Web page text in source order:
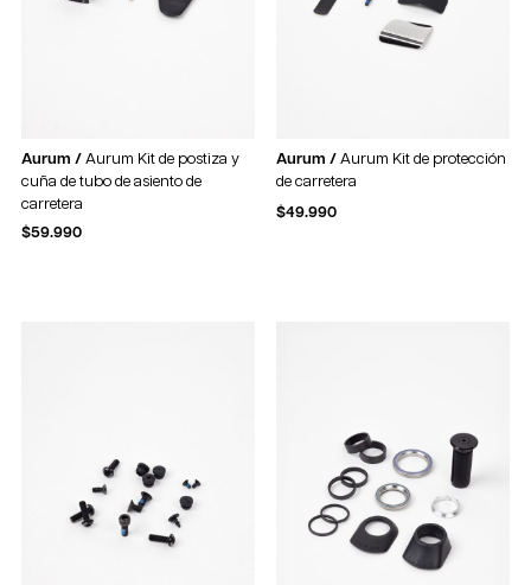
Aurum / Aurum Kit de postiza y
cuña de tubo de asiento de
carretera
$59.990
Aurum / Aurum Kit de protección
de carretera
$49.990